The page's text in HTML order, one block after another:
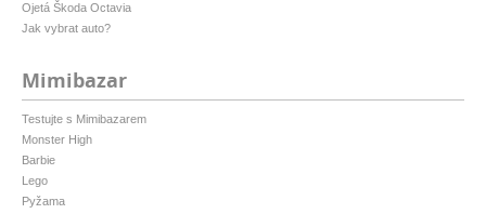
Ojetá Škoda Octavia
Jak vybrat auto?
Mimibazar
Testujte s Mimibazarem
Monster High
Barbie
Lego
Pyžama